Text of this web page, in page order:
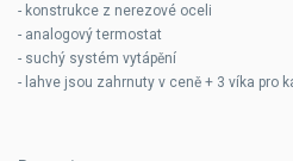
- konstrukce z nerezové oceli
- analogový termostat
- suchý systém vytápění
- lahve jsou zahrnuty v ceně + 3 víka pro